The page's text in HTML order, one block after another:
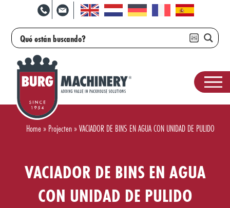
Home» Projecten»VACIADOR DE BINS EN AGUA CON UNIDAD DE PULIDO
VACIADOR DE BINS EN AGUA
CON UNIDAD DE PULIDO